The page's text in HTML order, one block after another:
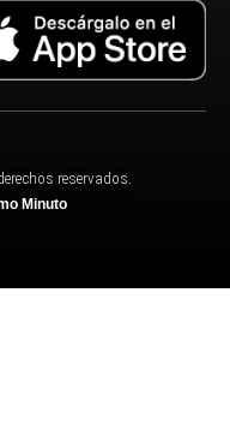
reservados.
Minuto